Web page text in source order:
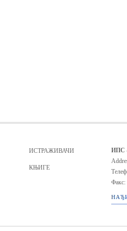
ИСТРАЖИВАЧИ
КЊИГЕ
ИПС -
Факс: